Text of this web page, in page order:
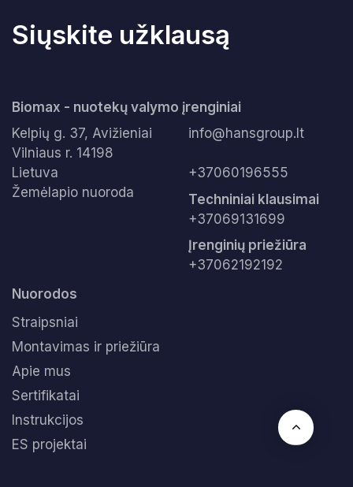
Siųskite užklausą
Biomax - nuotekų valymo įrenginiai
Kelpių g. 37, Avižieniai
Vilniaus r. 14198
Lietuva
Žemėlapio nuoroda
info@hansgroup.lt
+37060196555
Techniniai klausimai
+37069131699
Įrenginių priežiūra
+37062192192
Nuorodos
Straipsniai
Montavimas ir priežiūra
Apie mus
Sertifikatai
Instrukcijos
ES projektai